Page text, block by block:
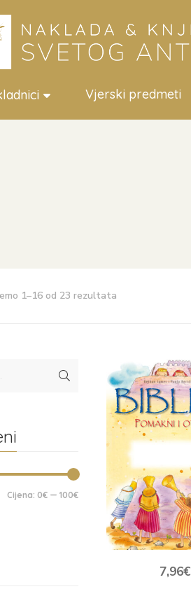
Vjerski predmeti
1–16 od 23 rezultata
7,96€
Cijena: 0€ — 100€